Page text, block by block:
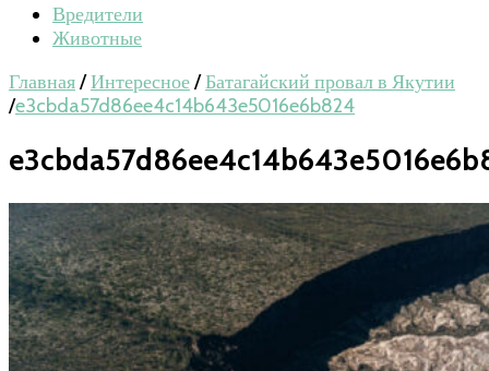
Вредители
Животные
Главная/Интересное/Батагайский провал в Якутии
/e3cbda57d86ee4c14b643e5016e6b824